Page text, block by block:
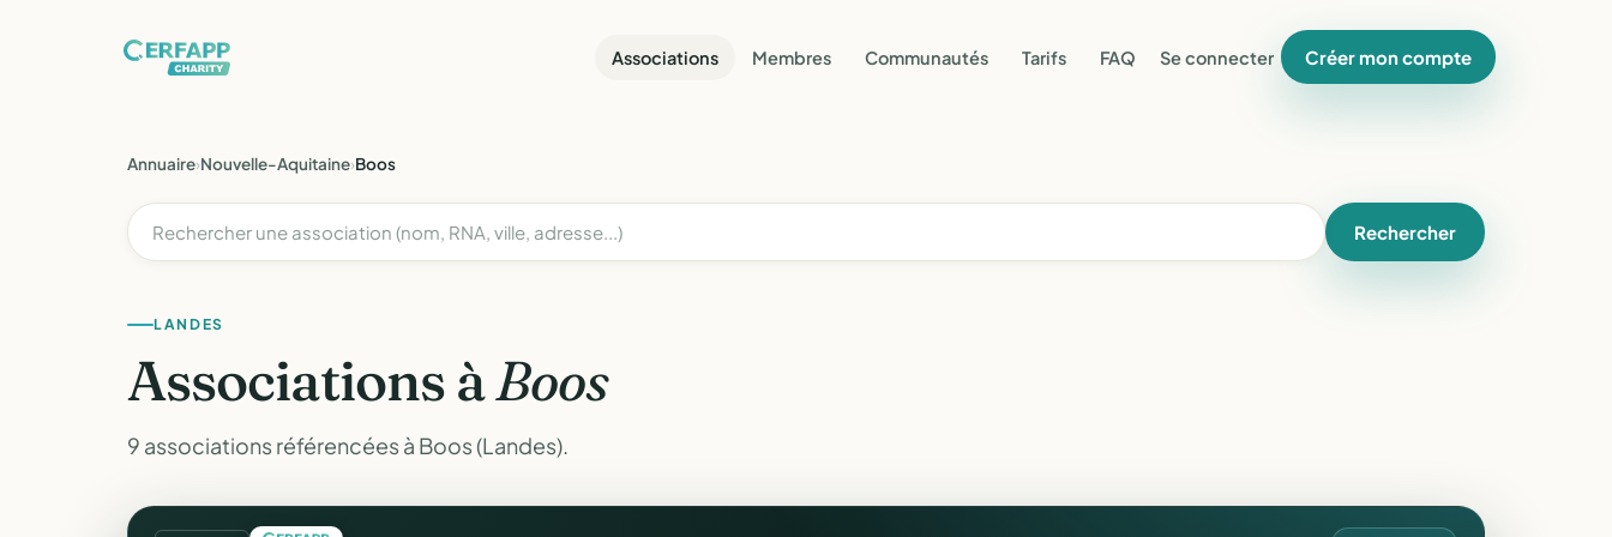
Associations Membres Communautés Tarifs FAQ Se connecter Créer mon compte
Annuaire›Nouvelle-Aquitaine›Boos
Rechercher
LANDES
Associations àBoos
9 associations référencées à Boos (Landes).